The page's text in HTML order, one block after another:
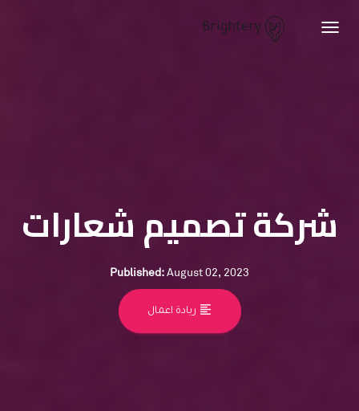
Toggle
Brightery
شركة تصميم شعارات
Published:August 02, 2023
format_align_left ريادة اعمال